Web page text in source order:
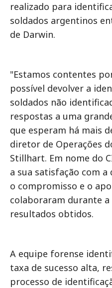
realizado para
soldados argentinos
de Darwin.
"Estamos contentes
possível devolver a
soldados não
respostas a uma
que esperam há mais
diretor de Operações
Stillhart. Em nome do
a sua satisfação com
o compromisso e o
colaboraram durante a
resultados obtidos.
A equipe forense
taxa de sucesso alta,
processo de